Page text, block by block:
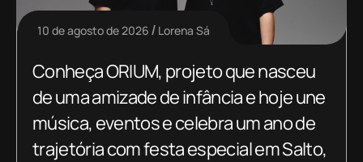
10 de agosto de 2026 Lorena Sá
Conheça ORIUM, projeto que nasceu
de uma amizade de infância e hoje une
música, eventos e celebra um ano de
trajetória com festa especial em Salto,